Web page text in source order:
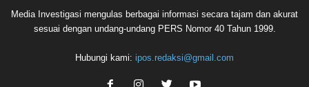
Media Investigasi mengulas berbagai informasi secara tajam dan akurat
sesuai dengan undang-undang PERS Nomor 40 Tahun 1999.
Hubungi kami: ipos.redaksi@gmail.com